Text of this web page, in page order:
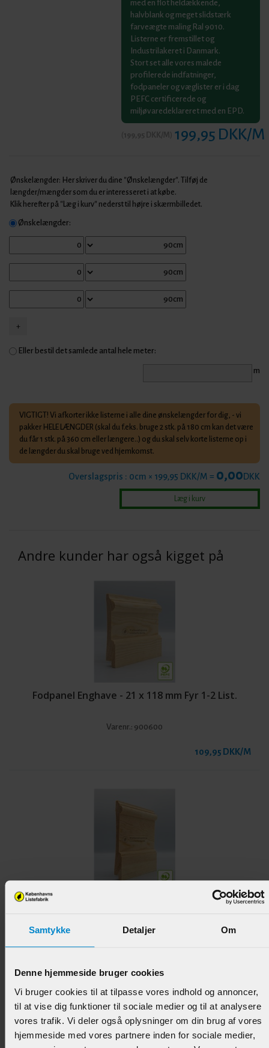
Samtykke Detaljer Om
Denne hjemmeside bruger cookies
Vi bruger cookies til at tilpasse vores indhold og annoncer,
til at vise dig funktioner til sociale medier og til at analysere
vores trafik. Vi deler også oplysninger om din brug af vores
hjemmeside med vores partnere inden for sociale medier,
med en flot heldækkende,
halvblank og meget slidstærk
farveægte maling Ral 9010.
Listerne er fremstillet og
Industrilakeret i Danmark.
Stort set alle vores malede
profilerede indfatninger,
fodpaneler og væglister er i dag
PEFC certificerede og
miljøvaredeklareret med en EPD.
199,95 DKK/M
Ønskelængder: Her skriver du dine "Ønskelængder". Tilføj de
længder/mængder som du er interesseret i at købe.
Klik herefter på "Læg i kurv" nederst til højre i skærmbilledet.
Ønskelængder:
Eller bestil det samlede antal hele meter:
m
VIGTIGT! Vi afkorter ikke listerne i alle dine ønskelængder for dig, - vi
pakker HELE LÆNGDER (skal du f.eks. bruge 2 stk. på 180 cm kan det være
du får 1 stk. på 360 cm eller længere..) og du skal selv korte listerne op i
de længder du skal bruge ved hjemkomst.
Overslagspris : 0cm × 199,95 DKK/M = 0,00DKK
Andre kunder har også kigget på
Fodpanel Enghave - 21 x 118 mm Fyr 1-2 List.
Varenr.: 900600
109,95 DKK/M
Fodpanel Frederiksberg - 21 x 166 mm Fyr U / S 1-2
Varenr.:900602